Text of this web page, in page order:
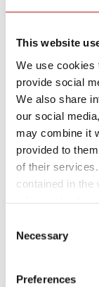
This website
We use cookies
provide social
We also share
our social
may combine it
provided to
of their
contained in the
121387608.
Selection
Necessary
Preferences
Dla